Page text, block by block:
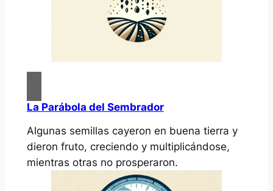
La Parábola del Sembrador
Algunas semillas cayeron en buena tierra y
dieron fruto, creciendo y multiplicándose,
mientras otras no prosperaron.